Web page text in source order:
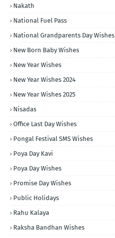
Nakath
National Fuel Pass
National Grandparents Day Wishes
New Born Baby Wishes
New Year Wishes
New Year Wishes 2024
New Year Wishes 2025
Nisadas
Office Last Day Wishes
Pongal Festival SMS Wishes
Poya Day Kavi
Poya Day Wishes
Promise Day Wishes
Public Holidays
Rahu Kalaya
Raksha Bandhan Wishes